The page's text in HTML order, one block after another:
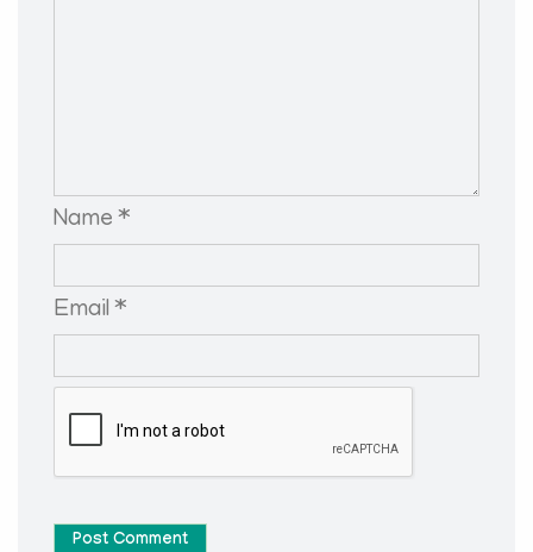
Name *
Email *
Post Comment